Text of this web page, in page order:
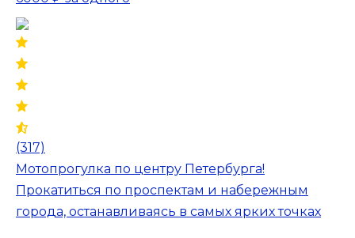
(317)
Мотопрогулка по центру Петербурга!
Прокатиться по проспектам и набережным
города, останавливаясь в самых ярких точках